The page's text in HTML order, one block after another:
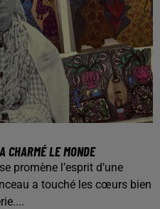
CHARMÉ LE MONDE
promène l’esprit d’une
a touché les cœurs bien